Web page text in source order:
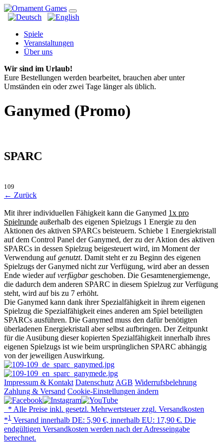
Spiele
Veranstaltungen
Über uns
Wir sind im Urlaub!
Eure Bestellungen werden bearbeitet, brauchen aber unter
Umständen ein oder zwei Tage länger als üblich.
Ganymed (Promo)
SPARC
109
← Zurück
Mit ihrer individuellen Fähigkeit kann die Ganymed 1x pro
Spielrunde außerhalb des eigenen Spielzugs 1 Energie zu den
Aktionen des aktiven SPARCs beisteuern. Schiebe 1 Energiekristall
auf dem Control Panel der Ganymed, der zu der Aktion des aktiven
SPARCs in dessen Spielzug beigesteuert wird, im Moment der
Verwendung aufgenutzt. Damit steht er zu Beginn des eigenen
Spielzugs der Ganymed nicht zur Verfügung, wird aber an dessen
Ende wieder aufverfügbargeschoben. Die Gesamtenergiemenge,
die dadurch dem anderen SPARC in diesem Spielzug zur Verfügung
steht, wird auf bis zu 7 erhöht.
Die Ganymed kann dank ihrer Spezialfähigkeit in ihrem eigenen
Spielzug die Spezialfähigkeit eines anderen am Spiel beteiligten
SPARCs ausführen. Die Ganymed muss den dafür benötigten
überladenen Energiekristall aber selbst aufbringen. Der Zeitpunkt
für die Ausübung dieser kopierten Spezialfähigkeit innerhalb ihres
eigenen Spielzugs ist wie beim ursprünglichen SPARC abhängig
von der jeweiligen Auswirkung.
Impressum & Kontakt Datenschutz AGB Widerrufsbelehrung
Zahlung & Versand Cookie-Einstellungen ändern
* Alle Preise inkl. gesetzl. Mehrwertsteuer zzgl. Versandkosten
*1 Versand innerhalb DE: 5,90 €, innerhalb EU: 17,90 €. Die
endgültigen Versandkosten werden nach der Adresseingabe
berechnet.